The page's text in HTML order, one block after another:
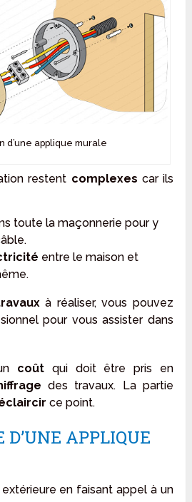
d’une applique murale
restent complexes car ils
toute la maçonnerie pour y
entre le maison et
à réaliser, vous pouvez
pour vous assister dans
coût qui doit être pris en
des travaux. La partie
ce point.
D’UNE APPLIQUE
en faisant appel à un